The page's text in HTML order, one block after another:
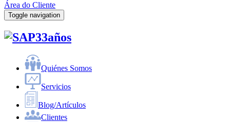
Área do Cliente
Toggle navigation
33años
Quiénes Somos
Servicios
Blog/Artículos
Clientes